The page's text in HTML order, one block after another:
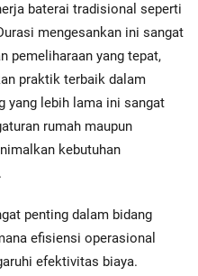
baterai tradisional seperti
mengesankan ini sangat
pemeliharaan yang tepat,
praktik terbaik dalam
yang lebih lama ini sangat
rumah maupun
kebutuhan
penting dalam bidang
efisiensi operasional
efektivitas biaya.